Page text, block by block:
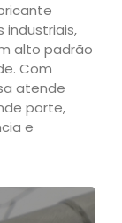
industriais,
alto padrão
Com
atende
porte,
e